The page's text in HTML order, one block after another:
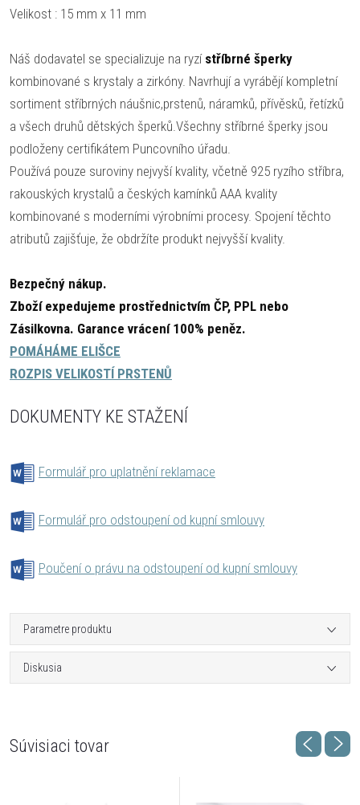
Velikost : 15 mm x 11 mm
Náš dodavatel se specializuje na ryzí stříbrné šperky
kombinované s krystaly a zirkóny. Navrhují a vyrábějí kompletní
sortiment stříbrných náušnic,prstenů, náramků, přívěsků, řetízků
a všech druhů dětských šperků.Všechny stříbrné šperky jsou
podloženy certifikátem Puncovního úřadu.
Používá pouze suroviny nejvyší kvality, včetně 925 ryzího stříbra,
rakouských krystalů a českých kamínků AAA kvality
kombinované s moderními výrobními procesy. Spojení těchto
atributů zajišťuje, že obdržíte produkt nejvyšší kvality.
Bezpečný nákup.
Zboží expedujeme prostřednictvím ČP, PPL nebo
Zásilkovna. Garance vrácení 100% peněz.
POMÁHÁME ELIŠCE
ROZPIS VELIKOSTÍ PRSTENŮ
DOKUMENTY KE STAŽENÍ
Formulář pro uplatnění reklamace
Formulář pro odstoupení od kupní smlouvy
Poučení o právu na odstoupení od kupní smlouvy
Parametre produktu
Diskusia
Súvisiaci tovar